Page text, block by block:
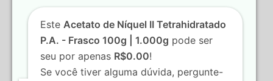
Este Acetato de Níquel II Tetrahidratado
P.A. - Frasco 100g | 1.000g pode ser
seu por apenas R$0.00!
Se você tiver alguma dúvida, pergunte-